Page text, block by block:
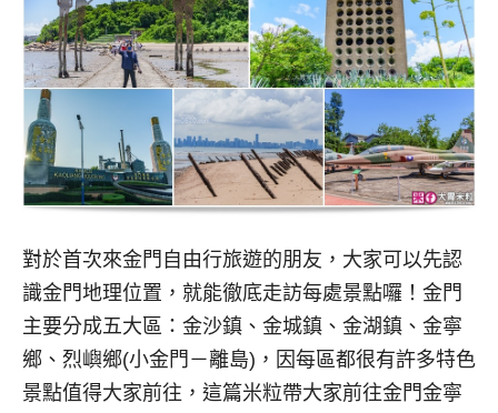
對於首次來金門自由行旅遊的朋友，大家可以先認
識金門地理位置，就能徹底走訪每處景點囉！金門
主要分成五大區：金沙鎮、金城鎮、金湖鎮、金寧
鄉、烈嶼鄉(小金門－離島)，因每區都很有許多特色
景點值得大家前往，這篇米粒帶大家前往金門金寧